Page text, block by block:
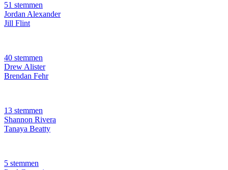
51 stemmen
Jordan Alexander
Jill Flint
40 stemmen
Drew Alister
Brendan Fehr
13 stemmen
Shannon Rivera
Tanaya Beatty
5 stemmen